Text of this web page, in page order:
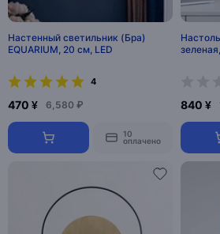
Настенный светильник (Бра)
EQUARIUM, 20 см, LED
4
470 ¥ 6,580 ₽
10
оплачено
840 ¥